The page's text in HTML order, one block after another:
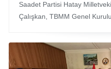
Saadet Partisi Hatay
Çalışkan, TBMM Genel